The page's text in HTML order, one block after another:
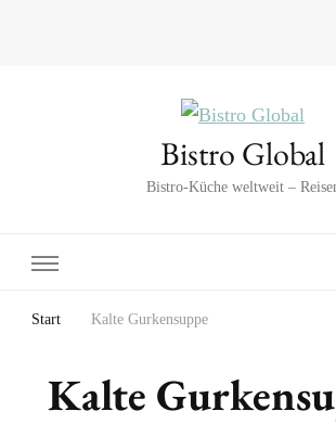
Bistro Global
Bistro-Küche weltweit –
Start Kalte Gurkensuppe
Kalte